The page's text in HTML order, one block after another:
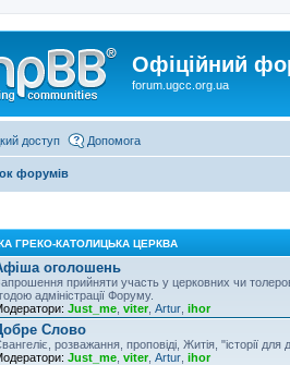
Офіційний
forum.ugcc.org.ua
доступ Допомога
форумів
ГРЕКО-КАТОЛИЦЬКА ЦЕРКВА
оголошень
прийняти участь у церковних чи
адміністрації Форуму.
Just_me viter, Artur ihor
Слово
розважання, проповіді, Житія, "історії для
Just_me viter, Artur ihor